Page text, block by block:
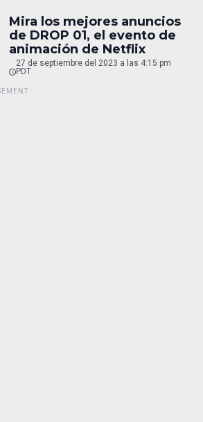
Mira los mejores anuncios
de DROP 01, el evento de
animación de Netflix
27 de septiembre del 2023 a las 4:15 pm
PDT